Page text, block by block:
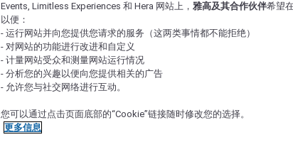
Events, Limitless Experiences 和 Hera 网站上， 雅高及其合作伙伴希望
以便：
- 运行网站并向您提供您请求的服务（这两类事情都不能拒绝）
- 对网站的功能进行改进和自定义
- 计量网站受众和测量网站运行情况
- 分析您的兴趣以便向您提供相关的广告
- 允许您与社交网络进行互动。
您可以通过点击页面底部的“Cookie”链接随时修改您的选择。
更多信息